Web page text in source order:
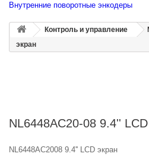
Внутренние поворотные энкодеры
Контроль и управление
экран
NL6448AC20-08 9.4''
NL6448AC2008 9.4'' LCD экран